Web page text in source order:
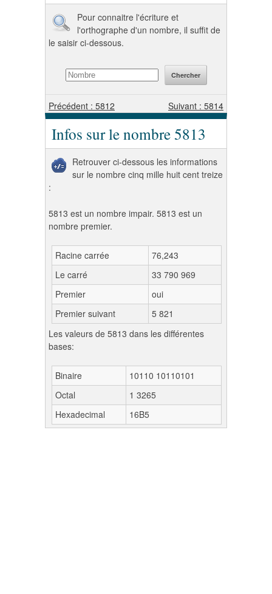
Pour connaitre l'écriture et
l'orthographe d'un nombre, il suffit de
le saisir ci-dessous.
Précédent : 5812 Suivant : 5814
Infos sur le nombre 5813
Retrouver ci-dessous les informations
sur le nombre cinq mille huit cent treize
:
5813 est un nombre impair. 5813 est un
nombre premier.
Racine carrée
76,243
Le carré
33 790 969
Premier
oui
Premier suivant
5 821
Les valeurs de 5813 dans les différentes
bases:
Binaire
10110 10110101
Octal
1 3265
Hexadecimal
16B5